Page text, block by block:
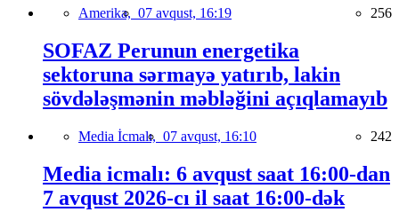
Amerika, 07 avqust, 16:19 256
SOFAZ Perunun energetika
sektoruna sərmayə yatırıb, lakin
sövdələşmənin məbləğini açıqlamayıb
Media İcmalı, 07 avqust, 16:10 242
Media icmalı: 6 avqust saat 16:00-dan
7 avqust 2026-cı il saat 16:00-dək